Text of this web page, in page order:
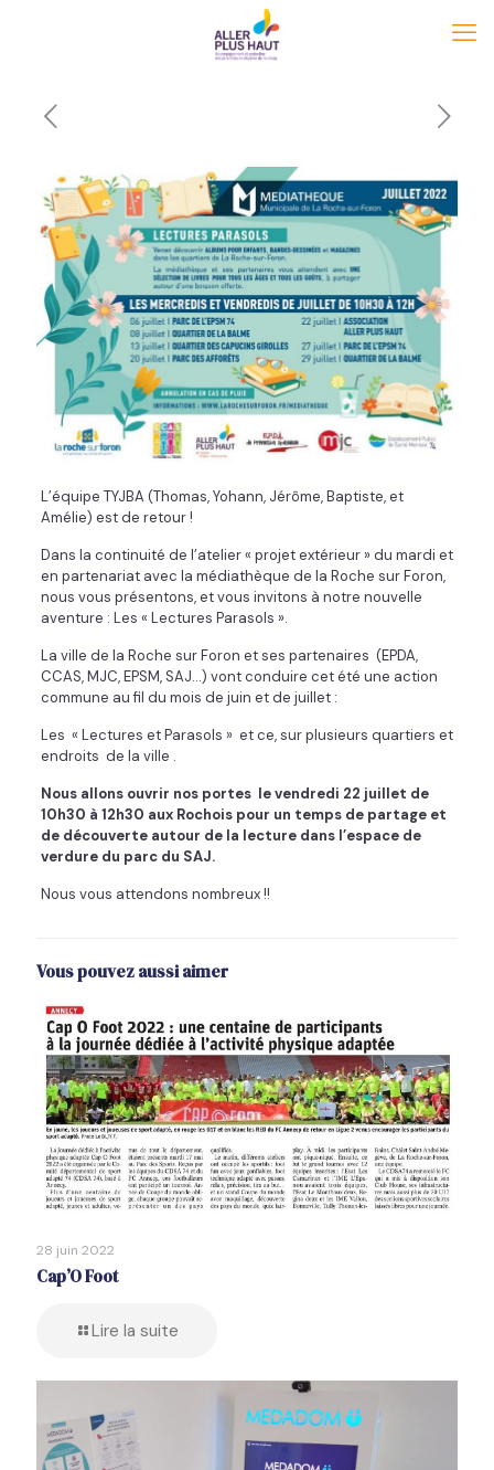
L’équipe TYJBA (Thomas, Yohann, Jérôme, Baptiste, et
Amélie) est de retour !
Dans la continuité de l’atelier « projet extérieur » du mardi et
en partenariat avec la médiathèque de la Roche sur Foron,
nous vous présentons, et vous invitons à notre nouvelle
aventure : Les « Lectures Parasols ».
La ville de la Roche sur Foron et ses partenaires (EPDA,
CCAS, MJC, EPSM, SAJ…) vont conduire cet été une action
commune au fil du mois de juin et de juillet :
Les « Lectures et Parasols » et ce, sur plusieurs quartiers et
endroits de la ville .
Nous allons ouvrir nos portes le vendredi 22 juillet de
10h30 à 12h30 aux Rochois pour un temps de partage et
de découverte autour de la lecture dans l’espace de
verdure du parc du SAJ.
Nous vous attendons nombreux !!
Vous pouvez aussi aimer
28 juin 2022
Cap’O Foot
Lire la suite